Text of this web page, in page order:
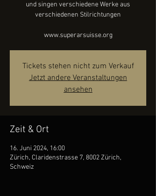
und singen verschiedene Werke aus
verschiedenen Stilrichtungen
www.superarsuisse.org
Tickets stehen nicht zum Verkauf
Jetzt andere Veranstaltungen
ansehen
Zeit & Ort
16. Juni 2024, 16:00
Zürich, Claridenstrasse 7, 8002 Zürich,
Schweiz